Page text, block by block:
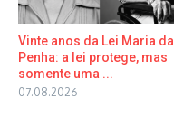
Vinte anos da Lei Maria da
Penha: a lei protege, mas
somente uma ...
07.08.2026